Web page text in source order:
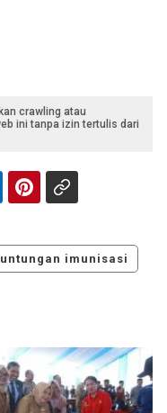
crawling atau
ini tanpa izin tertulis dari
imunisasi